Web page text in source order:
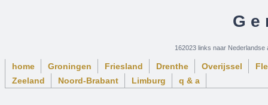
162023 links naar
home Groningen Friesland Drenthe Overijssel
Zeeland
Noord-Brabant Limburg q & a